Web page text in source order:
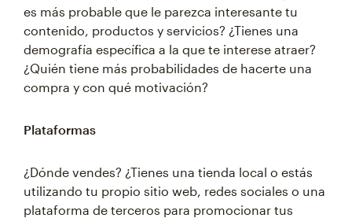
es más probable que le parezca interesante tu
contenido, productos y servicios? ¿Tienes una
demografía específica a la que te interese atraer?
¿Quién tiene más probabilidades de hacerte una
compra y con qué motivación?
Plataformas
¿Dónde vendes? ¿Tienes una tienda local o estás
utilizando tu propio sitio web, redes sociales o una
plataforma de terceros para promocionar tus